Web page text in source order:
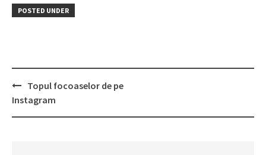
POSTED UNDER
Post
navigation
Topul focoaselor de pe
Instagram